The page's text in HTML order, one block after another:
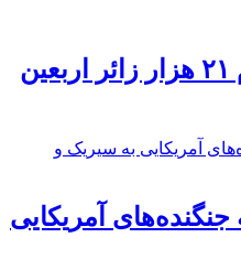
اینفوگرافیک؛ اعزام ۲۱ هزار زائر اربعین
آمریکایی